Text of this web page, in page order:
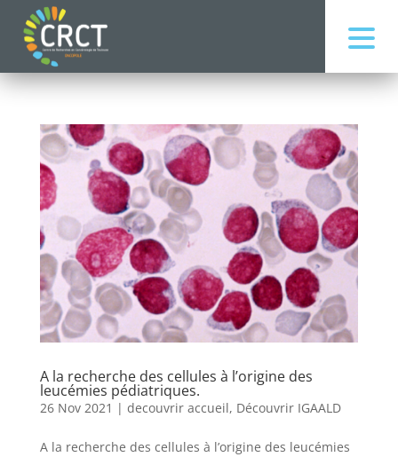
A la recherche des cellules à l’origine des
leucémies pédiatriques.
26 Nov 2021 | decouvrir accueil, Découvrir IGAALD
A la recherche des cellules à l’origine des leucémies